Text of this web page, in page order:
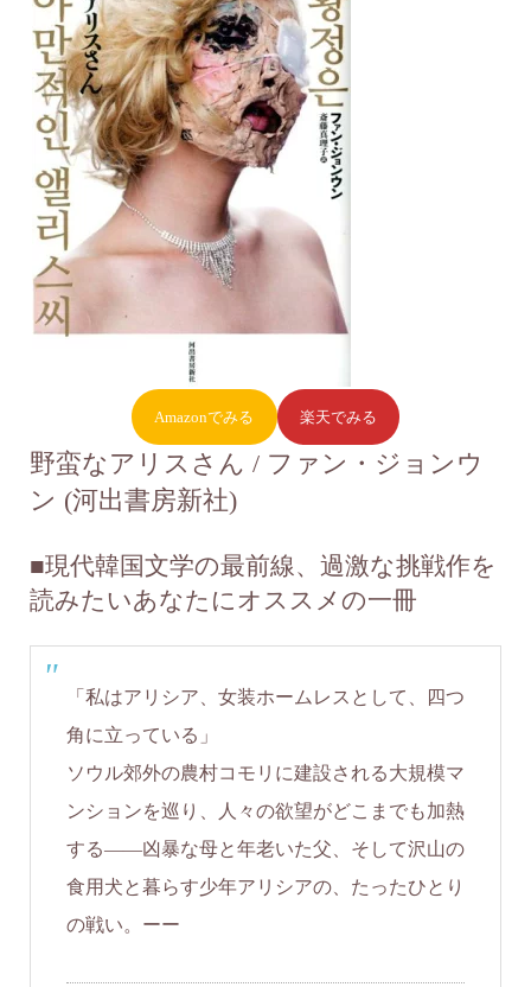
Amazonでみる 楽天でみる
野蛮なアリスさん / ファン・ジョンウ
ン (河出書房新社)
■現代韓国文学の最前線、過激な挑戦作を
読みたいあなたにオススメの一冊
「私はアリシア、女装ホームレスとして、四つ
角に立っている」
ソウル郊外の農村コモリに建設される大規模マ
ンションを巡り、人々の欲望がどこまでも加熱
する――凶暴な母と年老いた父、そして沢山の
食用犬と暮らす少年アリシアの、たったひとり
の戦い。ーー